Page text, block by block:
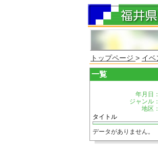
トップページ > イベ
一覧
年月日：
ジャンル：
地区：
タイトル
データがありません。